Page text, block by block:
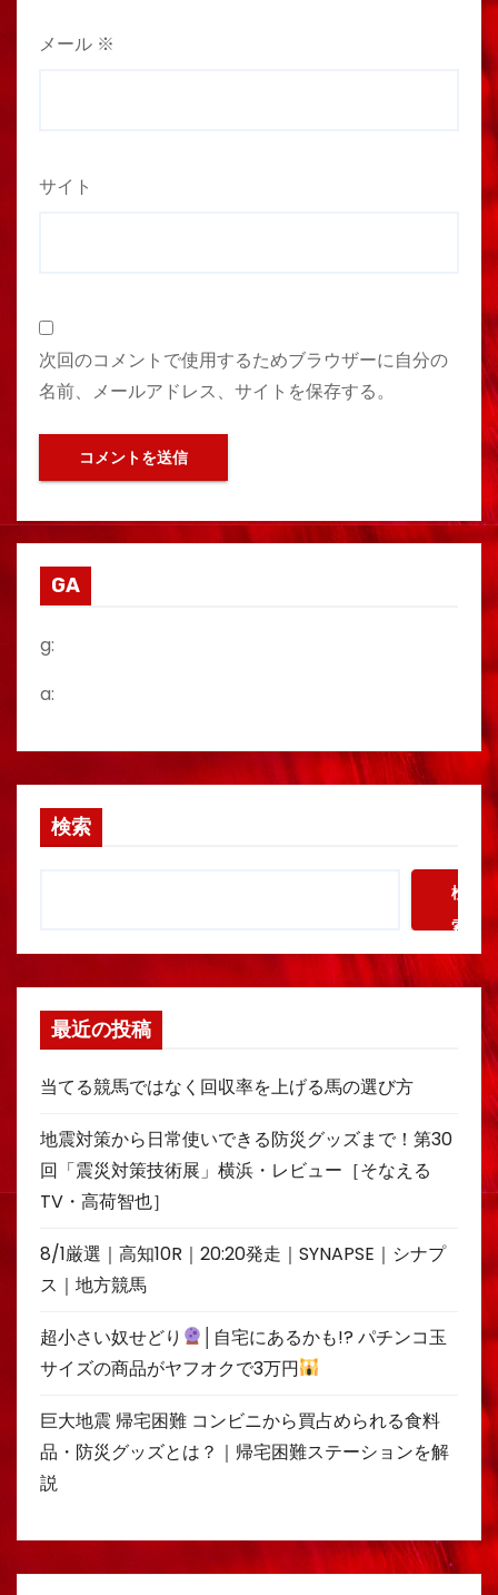
メール ※
サイト
次回のコメントで使用するためブラウザーに自分の
名前、メールアドレス、サイトを保存する。
GA
g:
a:
検索
検
索
最近の投稿
当てる競馬ではなく回収率を上げる馬の選び方
地震対策から日常使いできる防災グッズまで！第30
回「震災対策技術展」横浜・レビュー［そなえる
TV・高荷智也］
8/1厳選｜高知10R｜20:20発走｜SYNAPSE｜シナプ
ス｜地方競馬
超小さい奴せどり
│自宅にあるかも!? パチンコ玉
サイズの商品がヤフオクで3万円
巨大地震 帰宅困難 コンビニから買占められる食料
品・防災グッズとは？｜帰宅困難ステーションを解
説